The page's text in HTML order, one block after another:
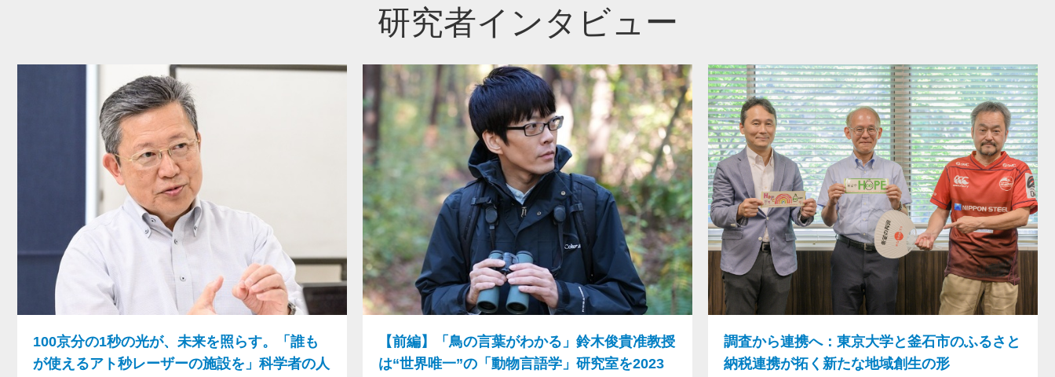
研究者インタビュー
100京分の1秒の光が、未来を照らす。「誰も
が使えるアト秒レーザーの施設を」科学者の人
【前編】「鳥の言葉がわかる」鈴木俊貴准教授
は“世界唯一”の「動物言語学」研究室を2023
調査から連携へ：東京大学と釜石市のふるさと
納税連携が拓く新たな地域創生の形